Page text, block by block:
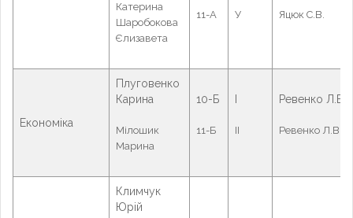
Катерина
Шаробокова
Єлизавета
11-А У Яцюк С.В.
Економіка
Плуговенко
Карина
Мілошик
Марина
10-Б
11-Б ІІ
Ревенко Л.В.
Ревенко Л.В.
Климчук
Юрій